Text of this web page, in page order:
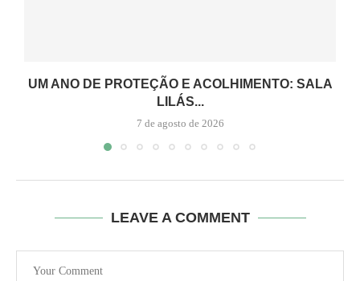
UM ANO DE PROTEÇÃO E ACOLHIMENTO: SALA
LILÁS...
7 de agosto de 2026
LEAVE A COMMENT